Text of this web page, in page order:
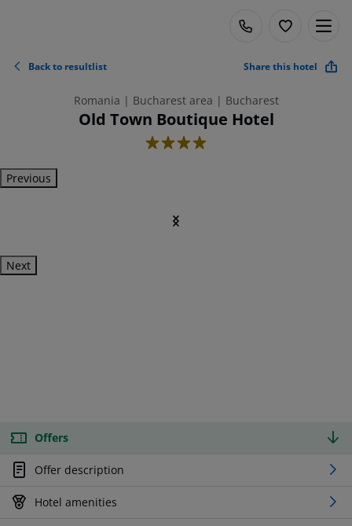
Back to resultlist Share this hotel
Romania | Bucharest area | Bucharest
Old Town Boutique Hotel
4
Previous
Next
Offers
Offer description
Hotel amenities